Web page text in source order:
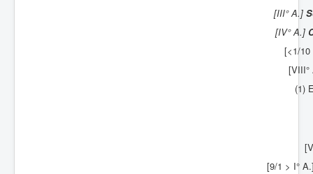
[III° A.]
[IV° A.]
[<1/
(1)
[9/1 > I°